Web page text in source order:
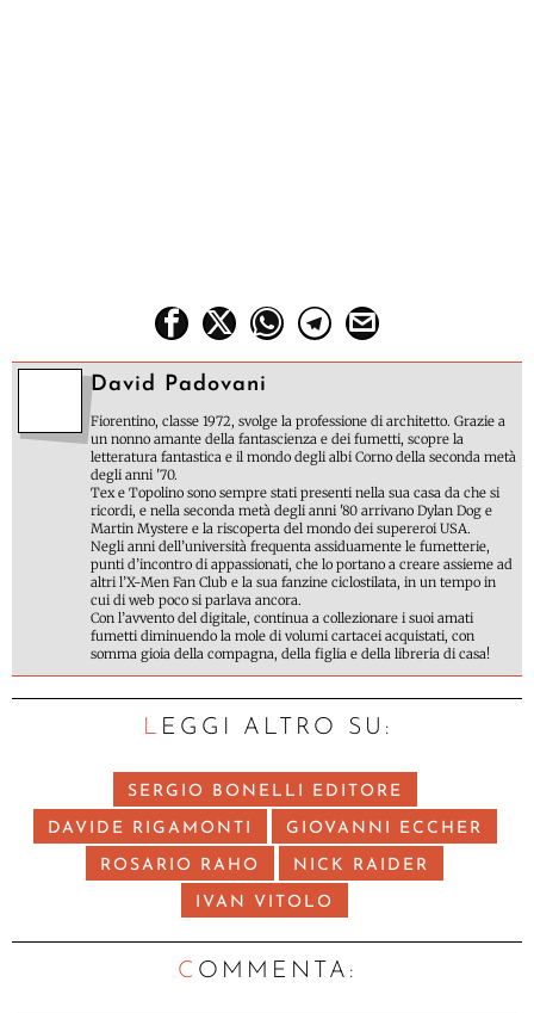
David Padovani
Fiorentino, classe 1972, svolge la professione di architetto. Grazie a
un nonno amante della fantascienza e dei fumetti, scopre la
letteratura fantastica e il mondo degli albi Corno della seconda metà
degli anni '70.
Tex e Topolino sono sempre stati presenti nella sua casa da che si
ricordi, e nella seconda metà degli anni '80 arrivano Dylan Dog e
Martin Mystere e la riscoperta del mondo dei supereroi USA.
Negli anni dell’università frequenta assiduamente le fumetterie,
punti d’incontro di appassionati, che lo portano a creare assieme ad
altri l’X-Men Fan Club e la sua fanzine ciclostilata, in un tempo in
cui di web poco si parlava ancora.
Con l’avvento del digitale, continua a collezionare i suoi amati
fumetti diminuendo la mole di volumi cartacei acquistati, con
somma gioia della compagna, della figlia e della libreria di casa!
LEGGI ALTRO SU:
SERGIO BONELLI EDITORE
DAVIDE RIGAMONTI GIOVANNI ECCHER
ROSARIO RAHO NICK RAIDER
IVAN VITOLO
C OMMENTA: